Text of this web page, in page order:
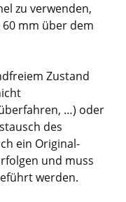
zu verwenden,
mm über dem
Zustand
…) oder
des
ein Original-
und muss
werden.